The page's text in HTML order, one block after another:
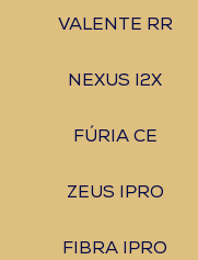
VALENTE RR
NEXUS I2X
FÚRIA CE
ZEUS IPRO
FIBRA IPRO